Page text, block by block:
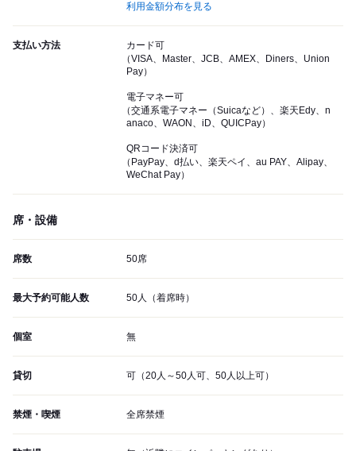
利用金額分布を見る
支払い方法
カード可
（VISA、Master、JCB、AMEX、Diners、Union
Pay）
電子マネー可
（交通系電子マネー（Suicaなど）、楽天Edy、n
anaco、WAON、iD、QUICPay）
QRコード決済可
（PayPay、d払い、楽天ペイ、au PAY、Alipay、
WeChat Pay）
席・設備
席数 50席
最大予約可能人数 50人（着席時）
個室 無
貸切 可（20人～50人可、50人以上可）
禁煙・喫煙 全席禁煙